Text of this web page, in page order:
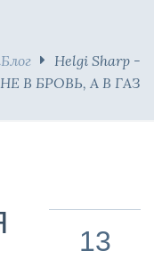
Helgi Sharp -
В БРОВЬ, А В ГАЗ
13